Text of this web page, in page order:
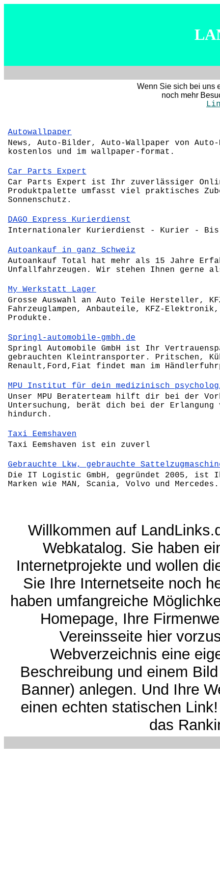
Wenn Sie sich bei uns
noch mehr
Autowallpaper
News, Auto-Bilder, Auto-Wallpaper von
kostenlos und im wallpaper-format.
Car Parts Expert
Car Parts Expert ist Ihr zuverlässiger
Produktpalette umfasst viel praktisches
Sonnenschutz.
DAGO Express Kurierdienst
Internationaler Kurierdienst - Kurier - Bis
Autoankauf in ganz Schweiz
Autoankauf Total hat mehr als 15 Jahre
Unfallfahrzeugen. Wir stehen Ihnen gerne
My Werkstatt Lager
Grosse Auswahl an Auto Teile Hersteller,
Fahrzeuglampen, Anbauteile, KFZ-
Produkte.
Springl-automobile-gmbh.de
Springl Automobile GmbH ist Ihr
gebrauchten Kleintransporter. Pritschen,
Renault,Ford,Fiat findet man im
MPU Institut für dein medizinisch
Unser MPU Beraterteam hilft dir bei der
Untersuchung, berät dich bei der
hindurch.
Taxi Eemshaven
Taxi Eemshaven ist ein zuverl
Gebrauchte Lkw, gebrauchte
Die IT Logistic GmbH, gegründet 2005, ist
Marken wie MAN, Scania, Volvo und Mercedes.
Willkommen auf
Webkatalog. Sie haben
Internetprojekte und wollen
Sie Ihre Internetseite noch
haben umfangreiche
Homepage, Ihre
Vereinsseite hier
Webverzeichnis eine
Beschreibung und einem
Banner) anlegen. Und Ihre
einen echten statischen
das